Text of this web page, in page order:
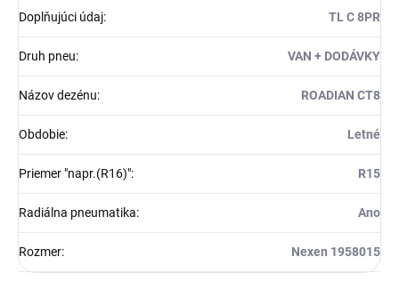
Doplňujúci údaj: TL C 8PR
Druh pneu: VAN + DODÁVKY
Názov dezénu: ROADIAN CT8
Obdobie: Letné
Priemer "napr.(R16)": R15
Radiálna pneumatika: Ano
Rozmer: Nexen 1958015